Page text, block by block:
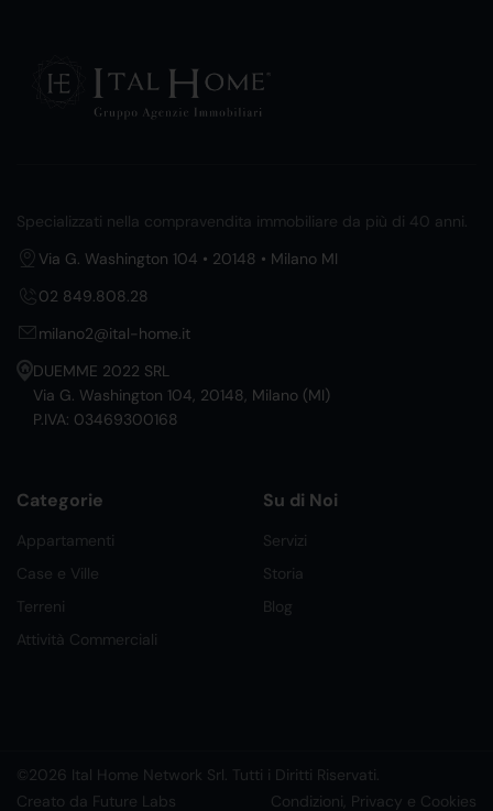
Specializzati nella compravendita immobiliare da più di 40 anni.
Via G. Washington 104 • 20148 • Milano MI
02 849.808.28
milano2@ital-home.it
DUEMME 2022 SRL
Via G. Washington 104, 20148, Milano (MI)
P.IVA: 03469300168
Categorie
Appartamenti
Case e Ville
Terreni
Attività Commerciali
Su di Noi
Servizi
Storia
Blog
©2026 Ital Home Network Srl. Tutti i Diritti Riservati.
Creato da Future Labs
Condizioni, Privacy e Cookies